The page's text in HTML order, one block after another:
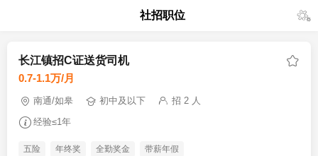
社招职位
长江镇招C证送货司机
0.7-1.1万/月
南通/如皋 初中及以下
招 2 人
经验≤1年
五险 年终奖 全勤奖金 带薪年假